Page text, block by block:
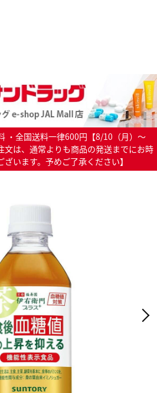
・全国送料一律600円【8/10（月）～
は、通常よりも商品の発送までにお時
います。予めご了承ください】